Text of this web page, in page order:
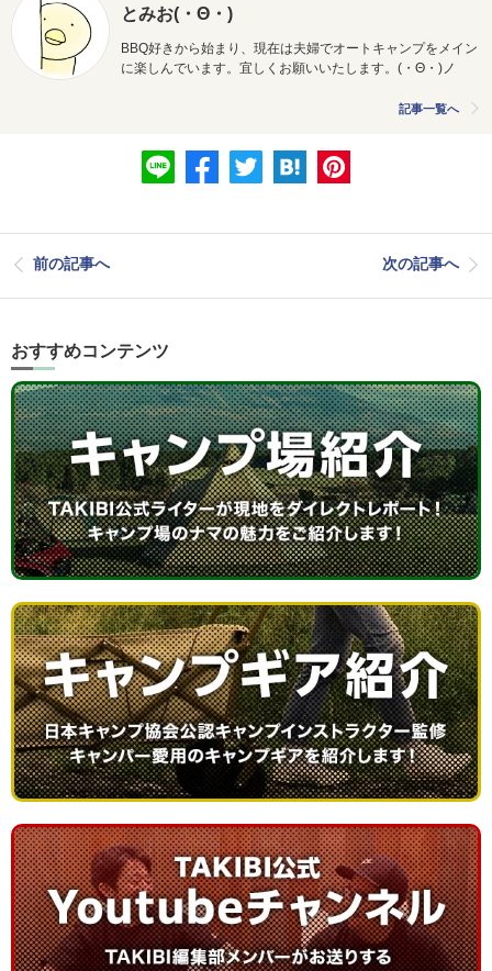
とみお(・Θ・)
BBQ好きから始まり、 現在は夫婦でオートキャンプをメイン
に楽しんでいます。 宜しくお願いいたします。(・Θ・)ノ
記事一覧へ
前の記事へ 次の記事へ
おすすめコンテンツ